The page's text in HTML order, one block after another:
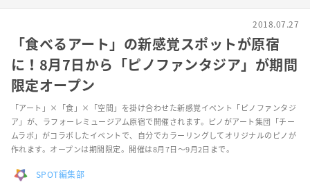
2018.07.27
「食べるアート」の新感覚スポットが原宿
に！8月7日から「ピノファンタジア」が期間
限定オープン
「アート」×「食」×「空間」を掛け合わせた新感覚イベント「ピノファンタジ
ア」が、ラフォーレミュージアム原宿で開催されます。ピノがアート集団「チー
ムラボ」がコラボしたイベントで、自分でカラーリングしてオリジナルのピノが
作れます。オープンは期間限定。開催は8月7日～9月2日まで。
SPOT編集部